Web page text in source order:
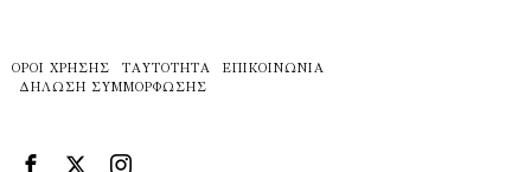
ΌΡΟΙ ΧΡΉΣΗΣ ΤΑΥΤΌΤΗΤΑ
ΕΠΙΚΟΙΝΩΝΊΑ
ΔΉΛΩΣΗ ΣΥΜΜΌΡΦΩΣΗΣ